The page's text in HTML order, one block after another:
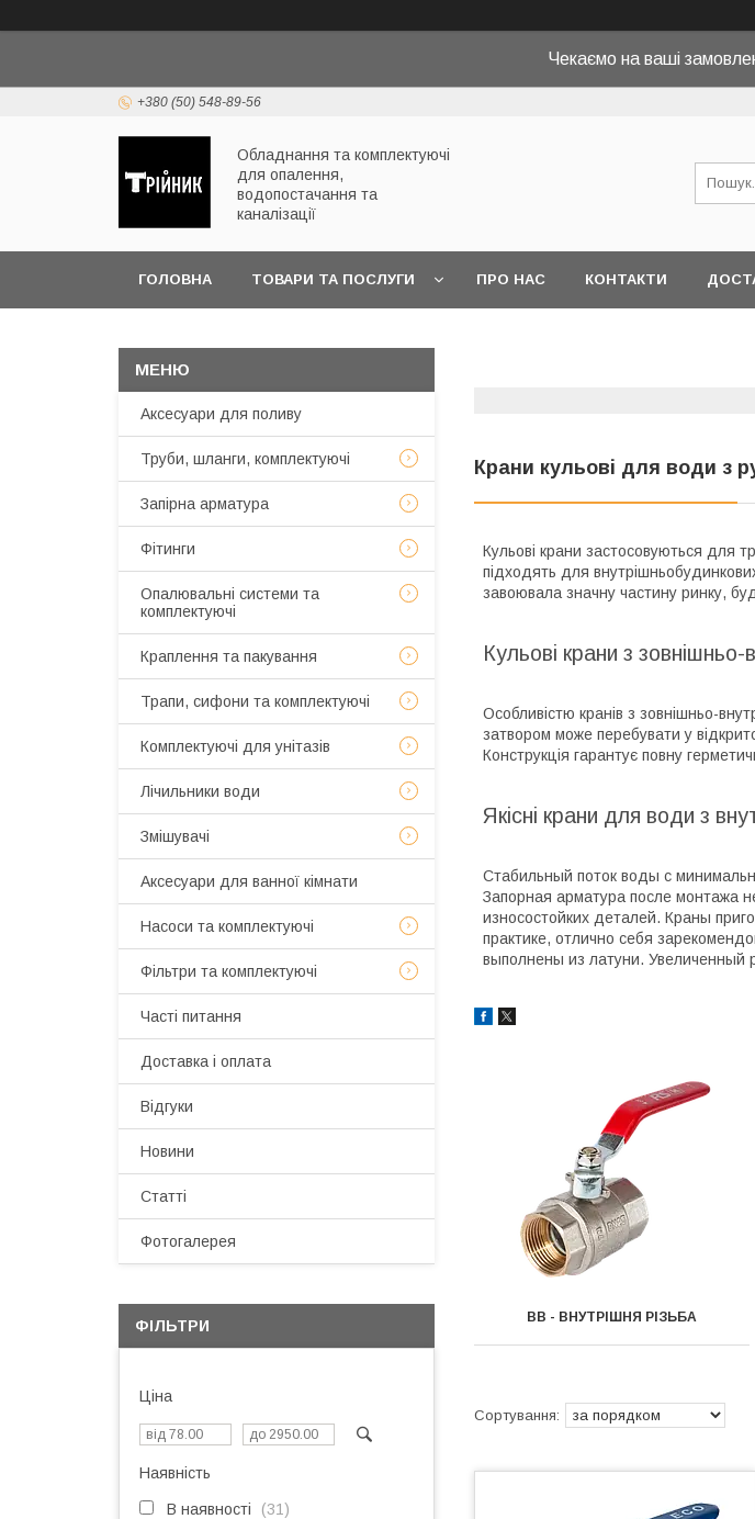
Чекаємо на ваші
+380 (50) 548-89-56
Обладнання та комплектуючі
для опалення,
водопостачання та
каналізації
ГОЛОВНА ТОВАРИ ТА ПОСЛУГИ ПРО НАС КОНТАКТИ
Крани кульові для води з
Кульові крани застосовуються для
підходять для
завоювала значну частину ринку,
Кульові крани з зовнішньо-
Особливістю кранів з зовнішньо-
затвором може перебувати у
Конструкція гарантує повну
Якісні крани для води з
Стабильный поток воды с
Запорная арматура после монтажа
износостойких деталей. Краны
практике, отлично себя
выполнены из латуни. Увеличенный
ВВ - ВНУТРІШНЯ РІЗЬБА
Аксесуари для поливу
Труби, шланги, комплектуючі
Запірна арматура
Фітинги
Опалювальні системи та
комплектуючі
Краплення та пакування
Трапи, сифони та комплектуючі
Комплектуючі для унітазів
Лічильники води
Змішувачі
Аксесуари для ванної кімнати
Насоси та комплектуючі
Фільтри та комплектуючі
Часті питання
Доставка і оплата
Відгуки
Новини
Статті
Фотогалерея
ФІЛЬТРИ
Ціна
Наявність
В наявності 31